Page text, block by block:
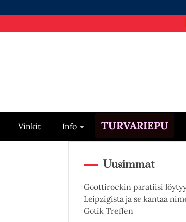
Vinkit Info TURVARIEPU
Uusimmat
Goottirockin paratiisi löytyy
Leipzigista ja se kantaa
Gotik Treffen